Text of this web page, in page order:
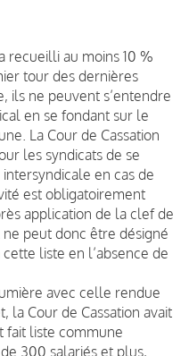
recueilli au moins 10 %
tour des dernières
ils ne peuvent s’entendre
en se fondant sur le
La Cour de Cassation
les syndicats de se
en cas de
est obligatoirement
application de la clef de
ne peut donc être désigné
liste en l’absence de
avec celle rendue
la Cour de Cassation avait
fait liste commune
300 salariés et plus,